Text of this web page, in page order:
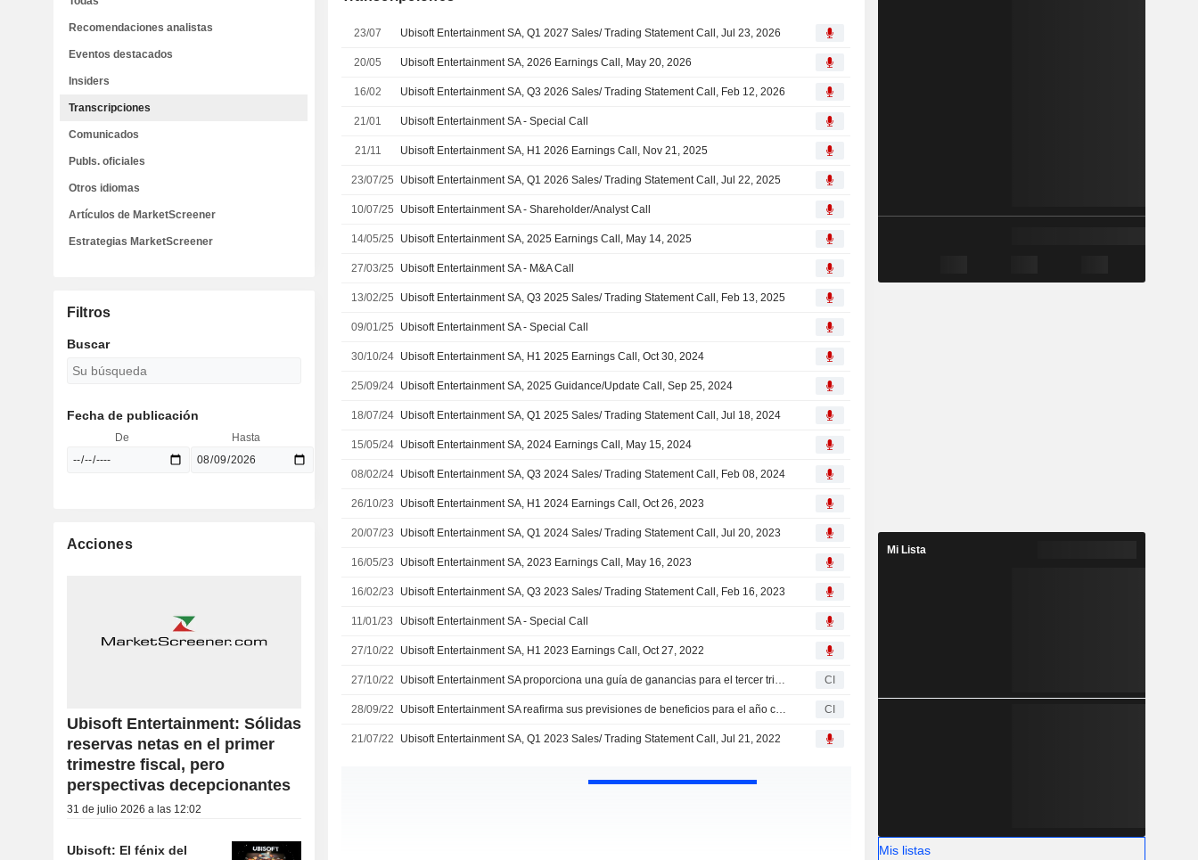
23/07 Ubisoft Entertainment SA, Q1 2027 Sales/ Trading Statement Call, Jul 23, 2026
20/05 Ubisoft Entertainment SA, 2026 Earnings Call, May 20, 2026
16/02 Ubisoft Entertainment SA, Q3 2026 Sales/ Trading Statement Call, Feb 12, 2026
21/01 Ubisoft Entertainment SA - Special Call
21/11 Ubisoft Entertainment SA, H1 2026 Earnings Call, Nov 21, 2025
23/07/25 Ubisoft Entertainment SA, Q1 2026 Sales/ Trading Statement Call, Jul 22, 2025
10/07/25 Ubisoft Entertainment SA - Shareholder/Analyst Call
14/05/25 Ubisoft Entertainment SA, 2025 Earnings Call, May 14, 2025
27/03/25 Ubisoft Entertainment SA - M&A Call
13/02/25 Ubisoft Entertainment SA, Q3 2025 Sales/ Trading Statement Call, Feb 13, 2025
09/01/25 Ubisoft Entertainment SA - Special Call
30/10/24 Ubisoft Entertainment SA, H1 2025 Earnings Call, Oct 30, 2024
25/09/24 Ubisoft Entertainment SA, 2025 Guidance/Update Call, Sep 25, 2024
18/07/24 Ubisoft Entertainment SA, Q1 2025 Sales/ Trading Statement Call, Jul 18, 2024
15/05/24 Ubisoft Entertainment SA, 2024 Earnings Call, May 15, 2024
08/02/24 Ubisoft Entertainment SA, Q3 2024 Sales/ Trading Statement Call, Feb 08, 2024
26/10/23 Ubisoft Entertainment SA, H1 2024 Earnings Call, Oct 26, 2023
20/07/23 Ubisoft Entertainment SA, Q1 2024 Sales/ Trading Statement Call, Jul 20, 2023
16/05/23 Ubisoft Entertainment SA, 2023 Earnings Call, May 16, 2023
16/02/23 Ubisoft Entertainment SA, Q3 2023 Sales/ Trading Statement Call, Feb 16, 2023
11/01/23 Ubisoft Entertainment SA - Special Call
27/10/22 Ubisoft Entertainment SA, H1 2023 Earnings Call, Oct 27, 2022
27/10/22 Ubisoft Entertainment SA proporciona una guía de ganancias para el tercer trimestre y el año fiscal completo 2022-23 CI
28/09/22 Ubisoft Entertainment SA reafirma sus previsiones de beneficios para el año completo 2022-23 CI
21/07/22 Ubisoft Entertainment SA, Q1 2023 Sales/ Trading Statement Call, Jul 21, 2022
Recomendaciones analistas
Eventos destacados
Insiders
Transcripciones
Comunicados
Publs. oficiales
Otros idiomas
Artículos de MarketScreener
Estrategias MarketScreener
Filtros
Buscar
Fecha de publicación
De Hasta
Acciones
Ubisoft Entertainment: Sólidas
reservas netas en el primer
trimestre fiscal, pero
perspectivas decepcionantes
31 de julio 2026 a las 12:02
Ubisoft: El fénix del
Mi Lista
Mis listas